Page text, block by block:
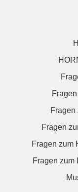
Fragen
Fragen
Fragen zum
Fragen zum